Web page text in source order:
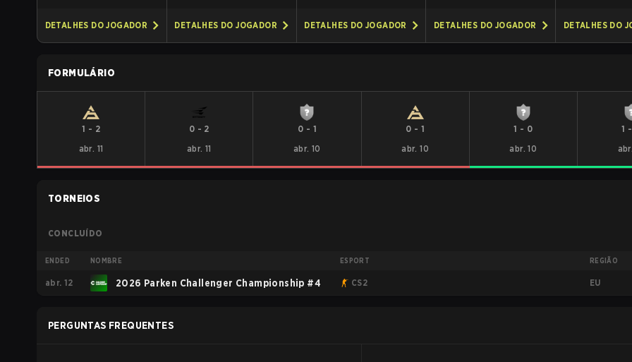
DETALHES DO JOGADOR DETALHES DO JOGADOR DETALHES DO JOGADOR DETALHES DO JOGADOR DETALHES DO
FORMULÁRIO
1 - 2
abr. 11
0 - 2
abr. 11
0 - 1
abr. 10
0 - 1
abr. 10
1 - 0
abr. 10
1 -
TORNEIOS
CONCLUÍDO
ENDED NOMBRE ESPORT REGIÃO
abr. 12 2026 Parken Challenger Championship #4 CS2 EU
PERGUNTAS FREQUENTES